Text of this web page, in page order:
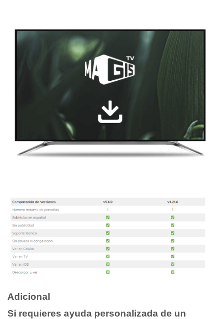
Adicional
Si requieres ayuda personalizada de un